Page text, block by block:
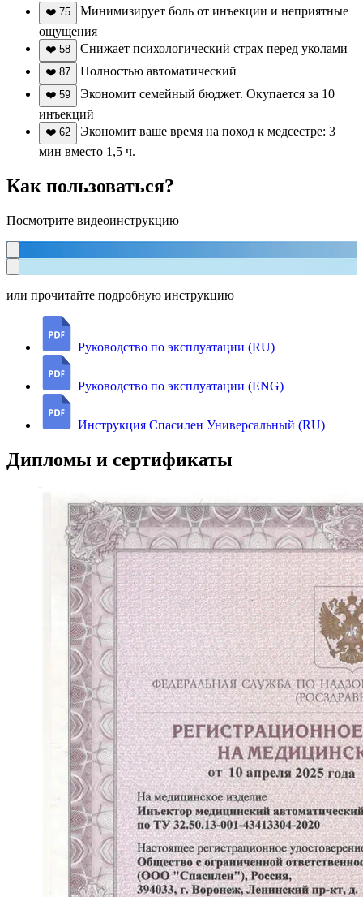
❤️ 75
Минимизирует боль от инъекции и неприятные
ощущения
❤️ 58 Снижает психологический страх перед уколами
❤️ 87 Полностью автоматический
❤️ 59
Экономит семейный бюджет. Окупается за 10
инъекций
❤️ 62
Экономит ваше время на поход к медсестре: 3
мин вместо 1,5 ч.
Как пользоваться?
Посмотрите видеоинструкцию
или прочитайте подробную инструкцию
Руководство по эксплуатации (RU)
Руководство по эксплуатации (ENG)
Инструкция Спасилен Универсальный (RU)
Дипломы и сертификаты